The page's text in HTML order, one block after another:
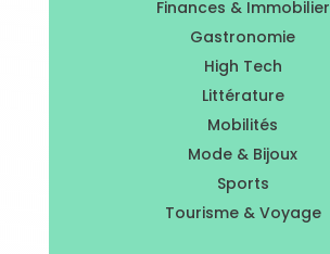
Finances & Immobilier
Gastronomie
High Tech
Littérature
Mobilités
Mode & Bijoux
Sports
Tourisme & Voyage